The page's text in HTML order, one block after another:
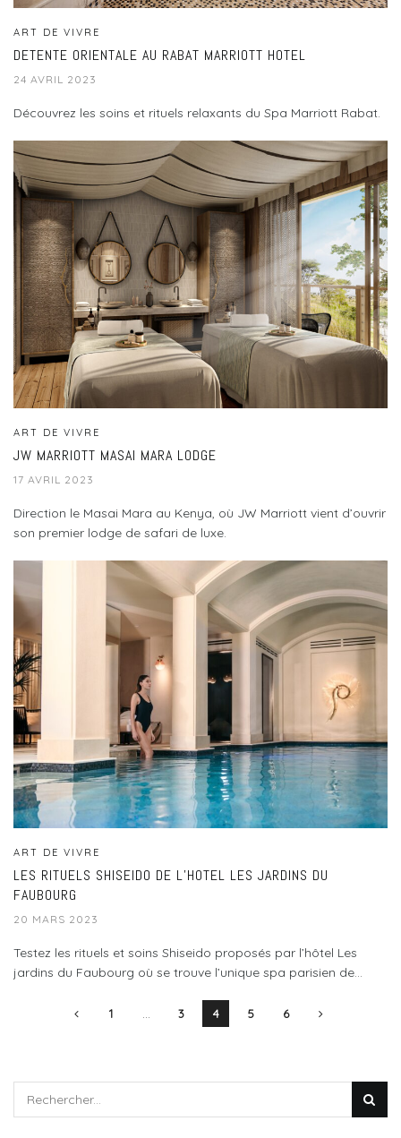
ART DE VIVRE
DETENTE ORIENTALE AU RABAT MARRIOTT HOTEL
24 AVRIL 2023
Découvrez les soins et rituels relaxants du Spa Marriott Rabat.
ART DE VIVRE
JW MARRIOTT MASAI MARA LODGE
17 AVRIL 2023
Direction le Masai Mara au Kenya, où JW Marriott vient d’ouvrir
son premier lodge de safari de luxe.
ART DE VIVRE
LES RITUELS SHISEIDO DE L’HOTEL LES JARDINS DU
FAUBOURG
20 MARS 2023
Testez les rituels et soins Shiseido proposés par l’hôtel Les
jardins du Faubourg où se trouve l’unique spa parisien de...
1 3 4 5 6